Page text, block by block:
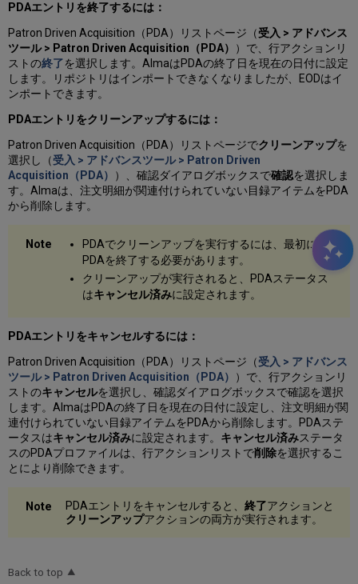
PDAエントリを終了するには：
Patron Driven Acquisition（PDA）リストページ（受入 > アドバンス
ツール > Patron Driven Acquisition（PDA）
）で、行アクションリ
ストの終了を選択します。AlmaはPDAの終了日を現在の日付に設定
します。リポジトリはインポートできなくなりましたが、EODはイ
ンポートできます。
PDAエントリをクリーンアップするには：
Patron Driven Acquisition（PDA）リストページでクリーンアップを
選択し（受入 > アドバンスツール > Patron Driven
Acquisition（PDA）
）、確認ダイアログボックスで確認を選択しま
す。Almaは、注文明細が関連付けられていない目録アイテムをPDA
から削除します。
PDAでクリーンアップを実行するには、最初に
PDAを終了する必要があります。
クリーンアップが実行されると、PDAステータス
はキャンセル済みに設定されます。
PDAエントリをキャンセルするには：
Patron Driven Acquisition（PDA）リストページ（受入 > アドバンス
ツール > Patron Driven Acquisition（PDA）
）で、行アクションリ
ストのキャンセルを選択し、確認ダイアログボックスで確認を選択
します。AlmaはPDAの終了日を現在の日付に設定し、注文明細が関
連付けられていない目録アイテムをPDAから削除します。PDAステ
ータスはキャンセル済みに設定されます。 キャンセル済みステータ
スのPDAプロファイルは、行アクションリストで削除を選択するこ
とにより削除できます。
PDAエントリをキャンセルすると、終了アクションと
クリーンアップアクションの両方が実行されます。
Back to top